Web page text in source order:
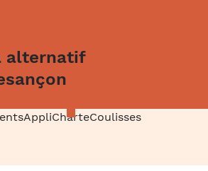
alternatif
AppliCharteCoulisses